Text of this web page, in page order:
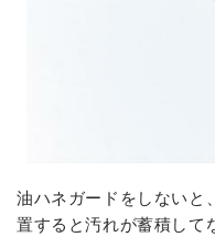
油ハネガードをしないと
置すると汚れが蓄積して